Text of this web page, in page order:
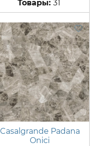
31
Casalgrande Padana
Onici